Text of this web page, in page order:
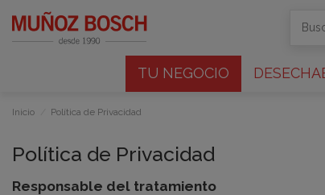
TU NEGOCIO
Inicio Política de Privacidad
Política de Privacidad
Responsable del tratamiento